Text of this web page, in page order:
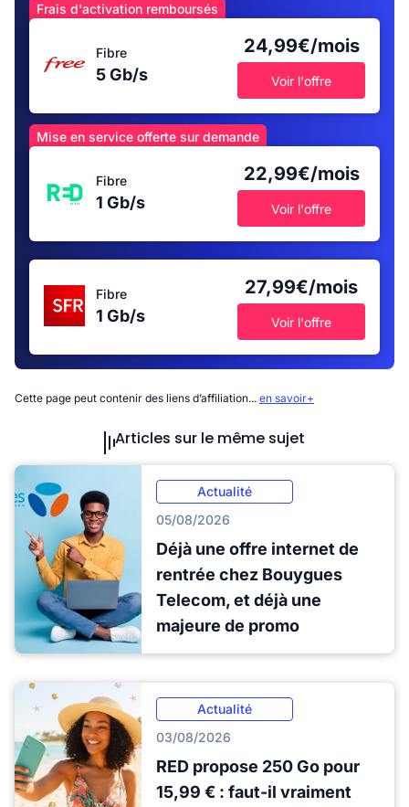
Frais d'activation remboursés
Fibre
5 Gb/s
24,99€/mois
Voir l'offre
Mise en service offerte sur demande
Fibre
1 Gb/s
22,99€/mois
Voir l'offre
Fibre
1 Gb/s
27,99€/mois
Voir l'offre
Cette page peut contenir des liens d’affiliation... en savoir+
Articles sur le même sujet
Actualité
05/08/2026
Déjà une offre internet de
rentrée chez Bouygues
Telecom, et déjà une
majeure de promo
Actualité
03/08/2026
RED propose 250 Go pour
15,99 € : faut-il vraiment